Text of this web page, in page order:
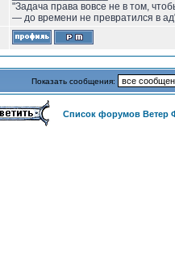
"Задача права вовсе не в том,
— до времени не превратился в
Показать сообщения:
Список форумов Ветер